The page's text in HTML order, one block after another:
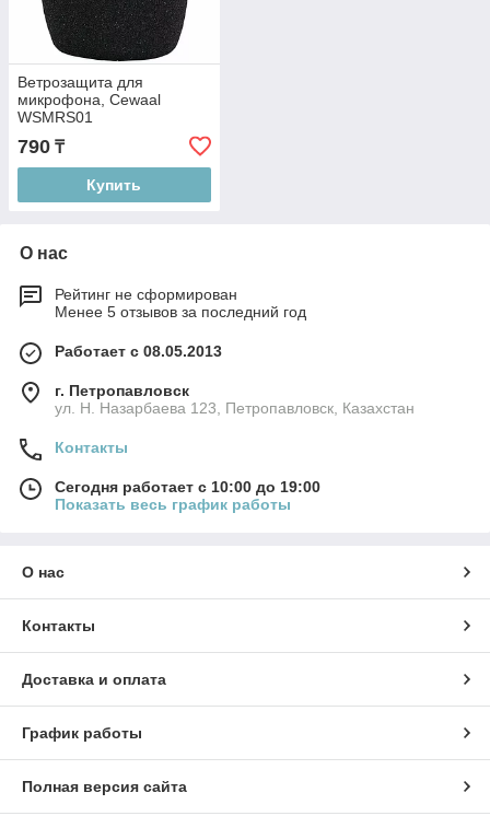
Ветрозащита для
микрофона, Cewaal
WSMRS01
790 ₸
Купить
О нас
Рейтинг не сформирован
Менее 5 отзывов за последний год
Работает с 08.05.2013
г. Петропавловск
ул. Н. Назарбаева 123, Петропавловск, Казахстан
Контакты
Сегодня работает с 10:00 до 19:00
Показать весь график работы
О нас
Контакты
Доставка и оплата
График работы
Полная версия сайта